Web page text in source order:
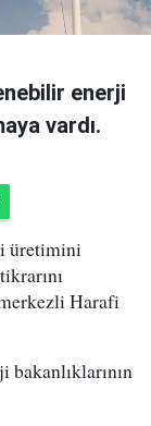
enerji
vardı.
üretimini
Harafi